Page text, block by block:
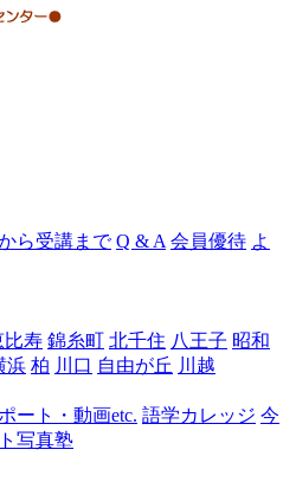
ャ
浜
ら受講まで Q & A 会員優待 よ
比寿 錦糸町 北千住 八王子 昭和
浜 柏 川口 自由が丘 川越
ート・動画etc. 語学カレッジ 今
写真塾